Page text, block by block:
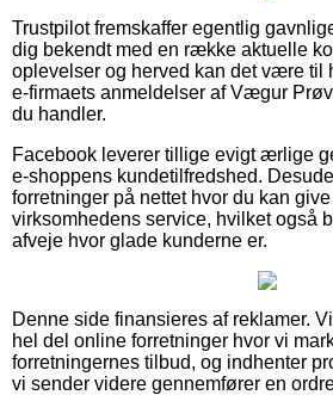
Trustpilot fremskaffer egentlig
dig bekendt med en række aktuelle
oplevelser og herved kan det være til
e-firmaets anmeldelser af Vægur
du handler.
Facebook leverer tillige evigt ærlige
e-shoppens kundetilfredshed.
forretninger på nettet hvor du kan
virksomhedens service, hvilket også
afveje hvor glade kunderne er.
Denne side finansieres af reklamer.
hel del online forretninger hvor vi
forretningernes tilbud, og indhenter
vi sender videre gennemfører en